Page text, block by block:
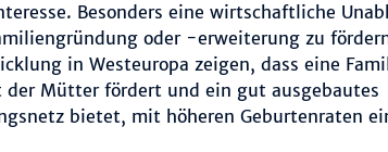
Besonders eine wirtschaftliche
oder -erweiterung zu
in Westeuropa zeigen, dass eine
Mütter fördert und ein gut ausgebautes
bietet, mit höheren Geburtenraten